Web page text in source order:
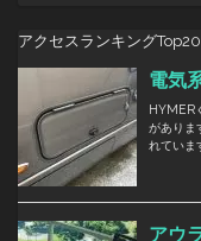
アクセスランキングTop20